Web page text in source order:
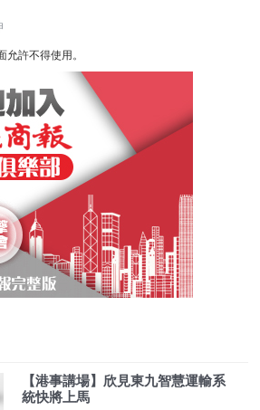
許不得使用。
【港事講場】欣見東九智慧運輸系
統快將上馬